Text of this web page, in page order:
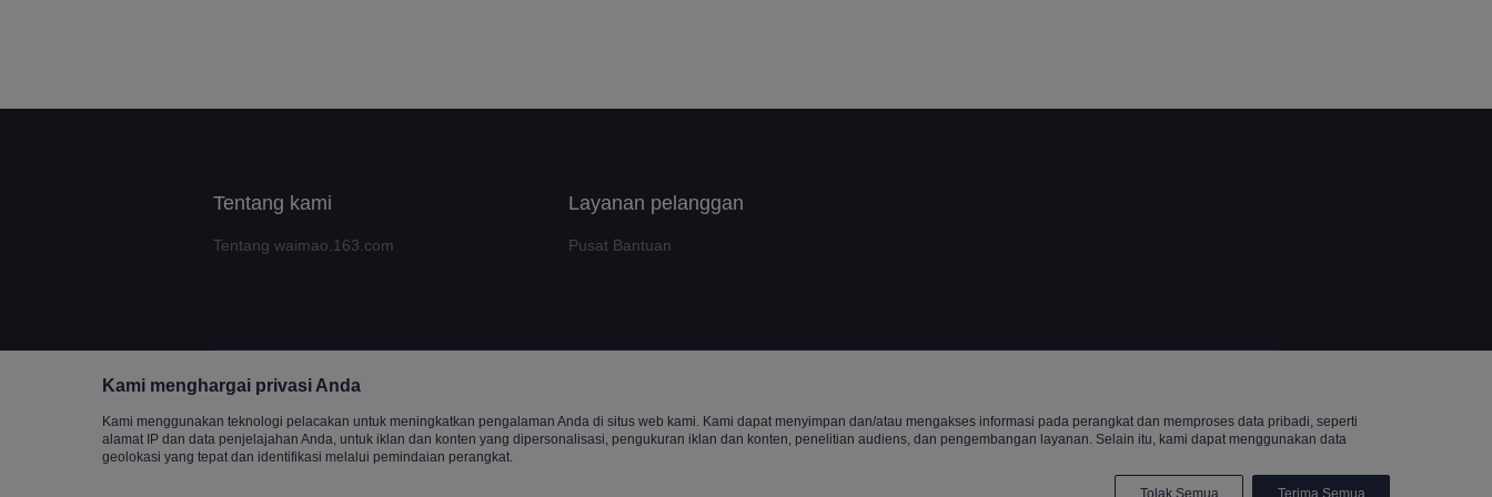
Tentang kami
Tentang waimao.163.com
Layanan pelanggan
Pusat Bantuan
Kami menghargai privasi Anda
Kami menggunakan teknologi pelacakan untuk meningkatkan pengalaman Anda di situs web kami. Kami dapat menyimpan dan/atau mengakses informasi pada perangkat dan memproses data pribadi, seperti
alamat IP dan data penjelajahan Anda, untuk iklan dan konten yang dipersonalisasi, pengukuran iklan dan konten, penelitian audiens, dan pengembangan layanan. Selain itu, kami dapat menggunakan data
geolokasi yang tepat dan identifikasi melalui pemindaian perangkat.
Terima Semua
Tolak Semua